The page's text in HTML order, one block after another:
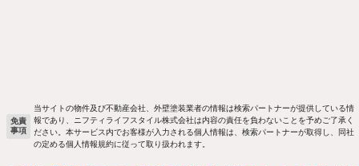
免責
事項
当サイトの物件及び不動産会社、外壁塗装業者の情報は検索パートナーが提供している情
報であり、ニフティライフスタイル株式会社は内容の責任を負わないことを予めご了承く
ださい。本サービス内でお客様が入力される個人情報は、検索パートナーが取得し、同社
の定める個人情報規約に従って取り扱われます。